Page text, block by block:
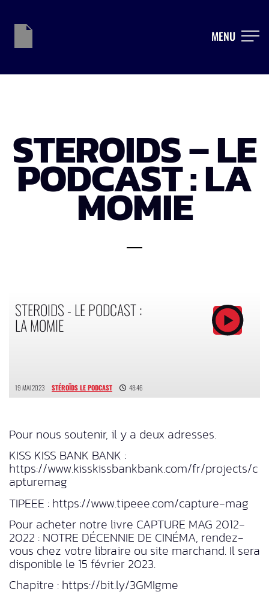
MENU
STEROIDS – LE
PODCAST : LA
MOMIE
STEROIDS - LE PODCAST :
LA MOMIE
19 MAI 2023 STÉROÏDS LE PODCAST 48:46
Pour nous soutenir, il y a deux adresses.
KISS KISS BANK BANK :
https://www.kisskissbankbank.com/fr/projects/c
apturemag
TIPEEE : https://www.tipeee.com/capture-mag
Pour acheter notre livre CAPTURE MAG 2012-
2022 : NOTRE DÉCENNIE DE CINÉMA, rendez-
vous chez votre libraire ou site marchand. Il sera
disponible le 15 février 2023.
Chapitre : https://bit.ly/3GMIgme